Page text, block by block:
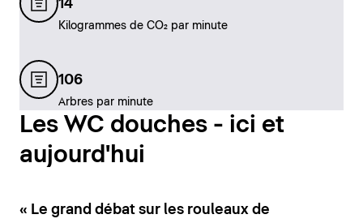
14
Kilogrammes de CO₂ par minute
106
Arbres par minute
Les WC douches - ici et
aujourd'hui
« Le grand débat sur les rouleaux de